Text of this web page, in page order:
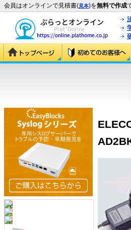
会員はオンラインで見積書(見本)を無料で作成